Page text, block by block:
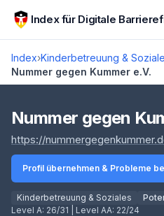
Zum Hauptinhalt springen
Index für Digitale
Index›Kinderbetreuung &
Nummer gegen Kummer e.V.
Score lädt
Nummer gegen
https://
Profil übernehmen & Probleme
Kinderbetreuung & Soziales
Level A: 26/31 | Level AA: 22/24